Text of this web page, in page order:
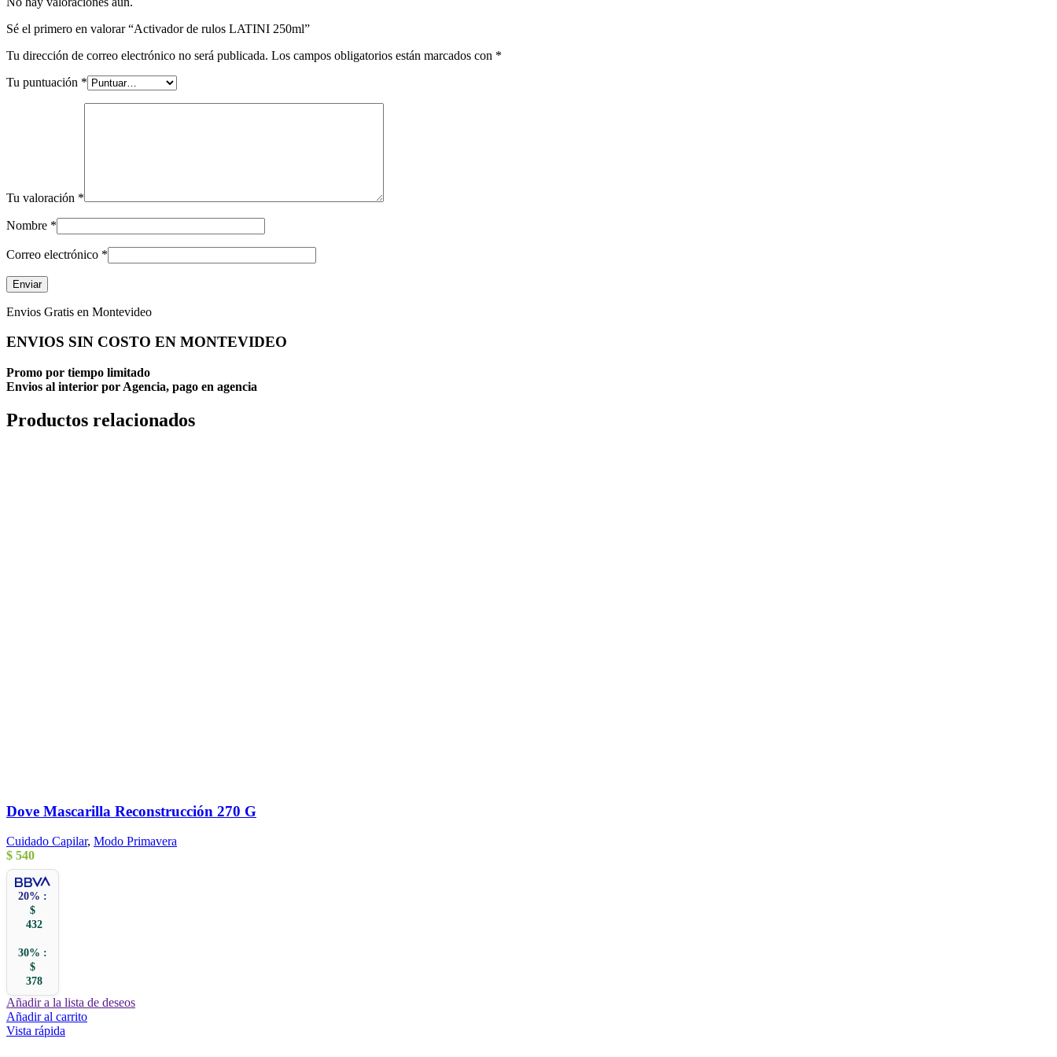
Sé el primero en valorar “Activador de rulos LATINI 250ml”
Tu dirección de correo electrónico no será publicada. Los campos obligatorios están marcados con *
Tu puntuación *
Tu valoración *
Nombre *
Correo electrónico *
Envios Gratis en Montevideo
ENVIOS SIN COSTO EN MONTEVIDEO
Promo por tiempo limitado
Envios al interior por Agencia, pago en agencia
Productos relacionados
Dove Mascarilla Reconstrucción 270 G
Cuidado Capilar, Modo Primavera
$ 540
20% :
$
432
30% :
$
378
Añadir a la lista de deseos
Añadir al carrito
Vista rápida